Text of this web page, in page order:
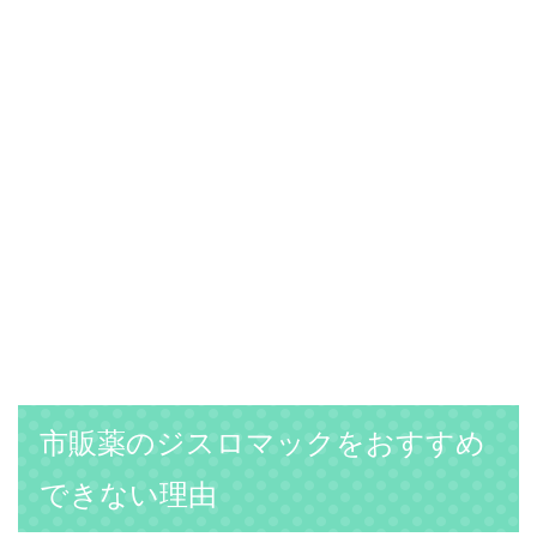
市販薬のジスロマックをおすすめ
できない理由